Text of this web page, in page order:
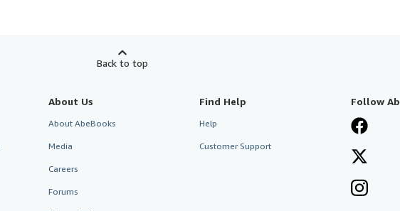
Back to top
About Us
About AbeBooks
Media
Careers
Forums
Find Help
Help
Customer Support
Follow